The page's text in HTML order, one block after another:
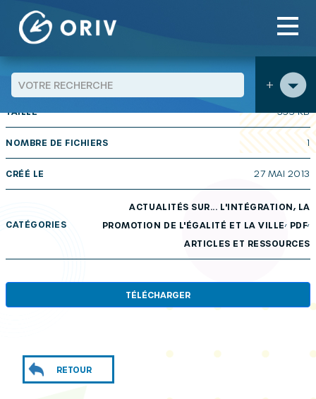
Aller au contenu
+
publications
Actualités sur… n° 83 : Agir auprès des
personnes âgées immigrées : un défi pour les politiques
TAILLE 355 KB
NOMBRE DE FICHIERS 1
CRÉÉ LE 27 MAI 2013
CATÉGORIES
ACTUALITÉS SUR... L'INTÉGRATION, LA
PROMOTION DE L'ÉGALITÉ ET LA VILLE, PDF,
ARTICLES ET RESSOURCES
TÉLÉCHARGER
RETOUR
Panneau de gestion des cookies